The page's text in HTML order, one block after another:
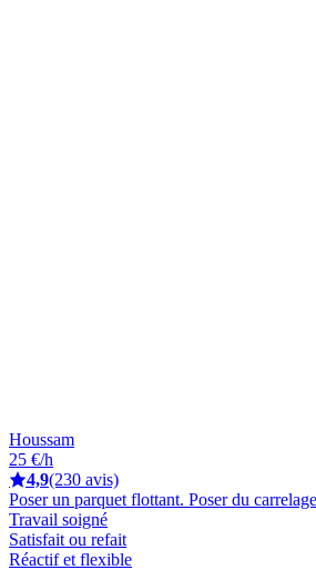
Houssam
25 €/h
4,9(230 avis)
Poser un parquet flottant. Poser du
Travail soigné
Satisfait ou refait
Réactif et flexible